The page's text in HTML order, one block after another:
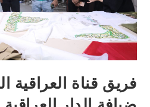
فريق قناة العراقية